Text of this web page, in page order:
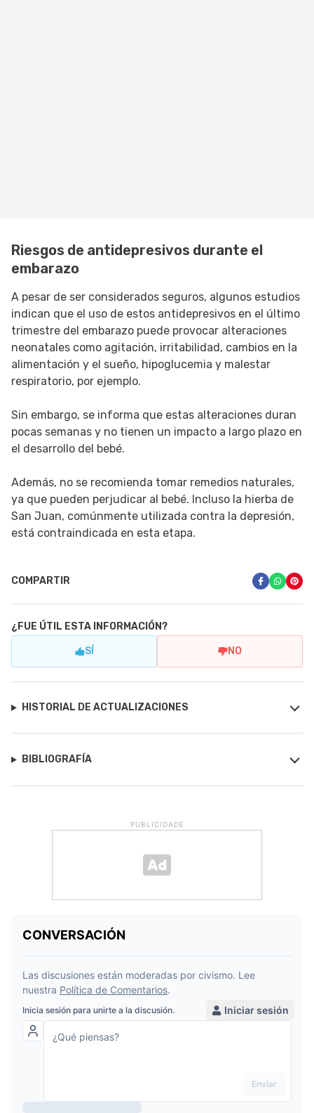
Riesgos de antidepresivos durante el
embarazo
A pesar de ser considerados seguros, algunos estudios
indican que el uso de estos antidepresivos en el último
trimestre del embarazo puede provocar alteraciones
neonatales como agitación, irritabilidad, cambios en la
alimentación y el sueño, hipoglucemia y malestar
respiratorio, por ejemplo.
Sin embargo, se informa que estas alteraciones duran
pocas semanas y no tienen un impacto a largo plazo en
el desarrollo del bebé.
Además, no se recomienda tomar remedios naturales,
ya que pueden perjudicar al bebé. Incluso la hierba de
San Juan, comúnmente utilizada contra la depresión,
está contraindicada en esta etapa.
COMPARTIR
¿FUE ÚTIL ESTA INFORMACIÓN?
SÍ NO
HISTORIAL DE ACTUALIZACIONES
BIBLIOGRAFÍA
PUBLICIDADE